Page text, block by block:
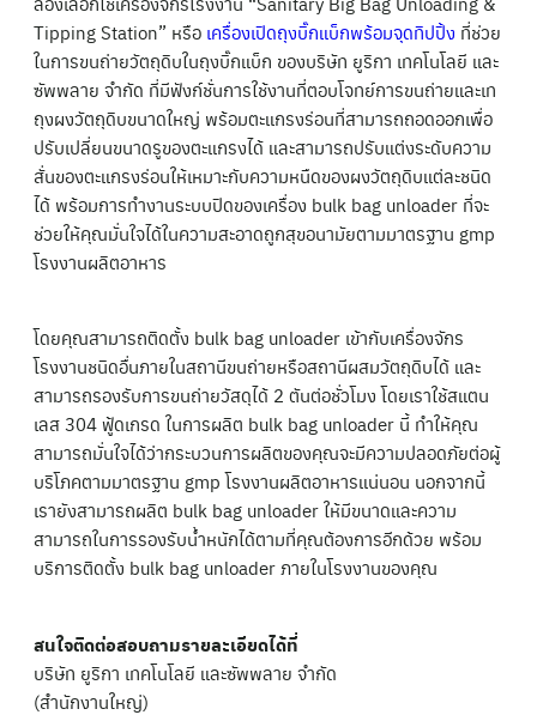
Tipping Station” หรือ เครื่องเปิดถุงบิ๊กแบ็กพร้อมจุดทิปปิ้ง ที่ช่วย
ในการขนถ่ายวัตถุดิบในถุงบิ๊กแบ็ก ของบริษัท ยูริกา เทคโนโลยี และ
ซัพพลาย จำกัด ที่มีฟังก์ชั่นการใช้งานที่ตอบโจทย์การขนถ่ายและเท
ถุงผงวัตถุดิบขนาดใหญ่ พร้อมตะแกรงร่อนที่สามารถถอดออกเพื่อ
ปรับเปลี่ยนขนาดรูของตะแกรงได้ และสามารถปรับแต่งระดับความ
สั่นของตะแกรงร่อนให้เหมาะกับความหนืดของผงวัตถุดิบแต่ละชนิด
ได้ พร้อมการทำงานระบบปิดของเครื่อง bulk bag unloader ที่จะ
ช่วยให้คุณมั่นใจได้ในความสะอาดถูกสุขอนามัยตามมาตรฐาน gmp
โรงงานผลิตอาหาร
โดยคุณสามารถติดตั้ง bulk bag unloader เข้ากับเครื่องจักร
โรงงานชนิดอื่นภายในสถานีขนถ่ายหรือสถานีผสมวัตถุดิบได้ และ
สามารถรองรับการขนถ่ายวัสดุได้ 2 ตันต่อชั่วโมง โดยเราใช้สแตน
เลส 304 ฟู้ดเกรด ในการผลิต bulk bag unloader นี้ ทำให้คุณ
สามารถมั่นใจได้ว่ากระบวนการผลิตของคุณจะมีความปลอดภัยต่อผู้
บริโภคตามมาตรฐาน gmp โรงงานผลิตอาหารแน่นอน นอกจากนี้
เรายังสามารถผลิต bulk bag unloader ให้มีขนาดและความ
สามารถในการรองรับน้ำหนักได้ตามที่คุณต้องการอีกด้วย พร้อม
บริการติดตั้ง bulk bag unloader ภายในโรงงานของคุณ
สนใจติดต่อสอบถามรายละเอียดได้ที่
บริษัท ยูริกา เทคโนโลยี และซัพพลาย จำกัด
(สำนักงานใหญ่)